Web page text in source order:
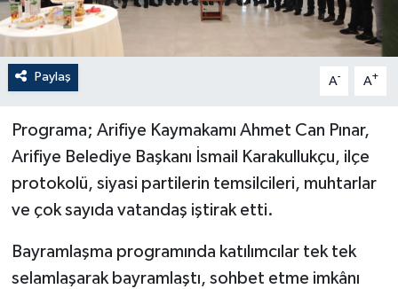
Paylaş A- A+
Programa; Arifiye Kaymakamı Ahmet Can Pınar,
Arifiye Belediye Başkanı İsmail Karakullukçu, ilçe
protokolü, siyasi partilerin temsilcileri, muhtarlar
ve çok sayıda vatandaş iştirak etti.
Bayramlaşma programında katılımcılar tek tek
selamlaşarak bayramlaştı, sohbet etme imkânı